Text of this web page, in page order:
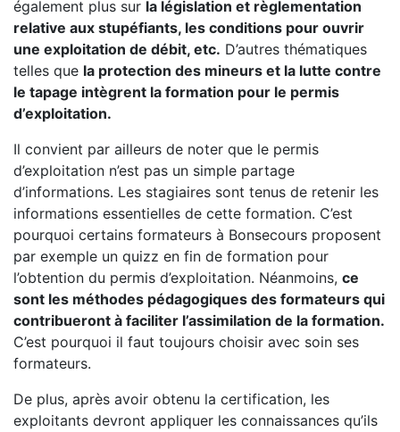
également plus sur la législation et règlementation
relative aux stupéfiants, les conditions pour ouvrir
une exploitation de débit, etc. D’autres thématiques
telles que la protection des mineurs et la lutte contre
le tapage intègrent la formation pour le permis
d’exploitation.
Il convient par ailleurs de noter que le permis
d’exploitation n’est pas un simple partage
d’informations. Les stagiaires sont tenus de retenir les
informations essentielles de cette formation. C’est
pourquoi certains formateurs à Bonsecours proposent
par exemple un quizz en fin de formation pour
l’obtention du permis d’exploitation. Néanmoins, ce
sont les méthodes pédagogiques des formateurs qui
contribueront à faciliter l’assimilation de la formation.
C’est pourquoi il faut toujours choisir avec soin ses
formateurs.
De plus, après avoir obtenu la certification, les
exploitants devront appliquer les connaissances qu’ils